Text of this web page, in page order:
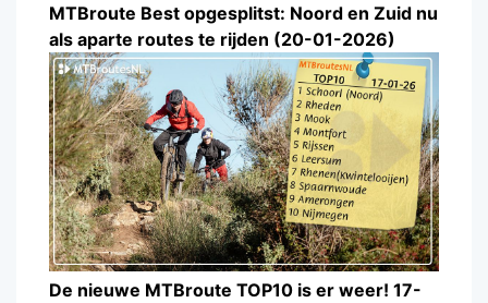
MTBroute Best opgesplitst: Noord en Zuid nu
als aparte routes te rijden (20-01-2026)
De nieuwe MTBroute TOP10 is er weer! 17-